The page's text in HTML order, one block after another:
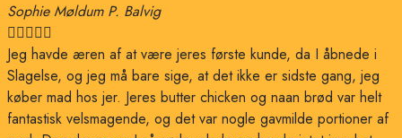
Sophie Møldum P. Balvig

Jeg havde æren af at være jeres første kunde, da I åbnede i
Slagelse, og jeg må bare sige, at det ikke er sidste gang, jeg
køber mad hos jer. Jeres butter chicken og naan brød var helt
fantastisk velsmagende, og det var nogle gavmilde portioner af